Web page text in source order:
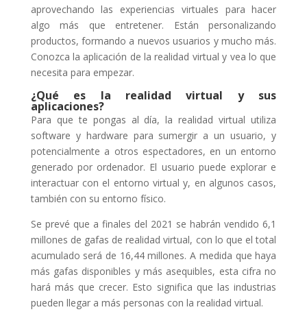
aprovechando las experiencias virtuales para hacer
algo más que entretener. Están personalizando
productos, formando a nuevos usuarios y mucho más.
Conozca la aplicación de la realidad virtual y vea lo que
necesita para empezar.
¿Qué es la realidad virtual y sus
aplicaciones?
Para que te pongas al día, la realidad virtual utiliza
software y hardware para sumergir a un usuario, y
potencialmente a otros espectadores, en un entorno
generado por ordenador. El usuario puede explorar e
interactuar con el entorno virtual y, en algunos casos,
también con su entorno físico.
Se prevé que a finales del 2021 se habrán vendido 6,1
millones de gafas de realidad virtual, con lo que el total
acumulado será de 16,44 millones. A medida que haya
más gafas disponibles y más asequibles, esta cifra no
hará más que crecer. Esto significa que las industrias
pueden llegar a más personas con la realidad virtual.